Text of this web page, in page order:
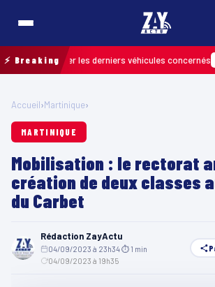
⚡ Breaking
retrouver les derniers véhicules concernés
Accueil›Martinique›
MARTINIQUE
Mobilisation : le rectorat
création de deux classes
du Carbet
Rédaction ZayActu
04/09/2023 à 23h34⏱ 1 min
04/09/2023 à 19h35